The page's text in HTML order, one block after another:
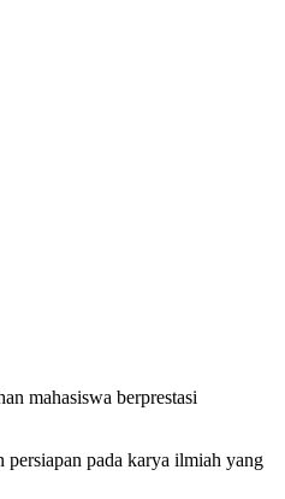
mahasiswa berprestasi
pada karya ilmiah yang